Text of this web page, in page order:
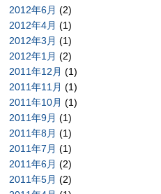
2012年6月 (2)
2012年4月 (1)
2012年3月 (1)
2012年1月 (2)
2011年12月 (1)
2011年11月 (1)
2011年10月 (1)
2011年9月 (1)
2011年8月 (1)
2011年7月 (1)
2011年6月 (2)
2011年5月 (2)